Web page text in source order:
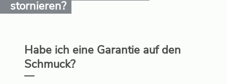
stornieren?
Habe ich eine Garantie auf den
Schmuck?